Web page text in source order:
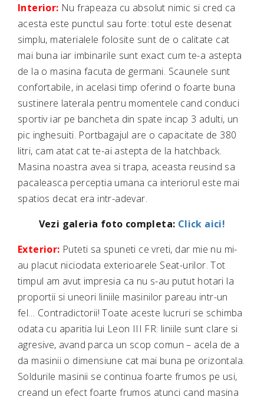
Interior: Nu frapeaza cu absolut nimic si cred ca
acesta este punctul sau forte: totul este desenat
simplu, materialele folosite sunt de o calitate cat
mai buna iar imbinarile sunt exact cum te-a astepta
de la o masina facuta de germani. Scaunele sunt
confortabile, in acelasi timp oferind o foarte buna
sustinere laterala pentru momentele cand conduci
sportiv iar pe bancheta din spate incap 3 adulti, un
pic inghesuiti. Portbagajul are o capacitate de 380
litri, cam atat cat te-ai astepta de la hatchback.
Masina noastra avea si trapa, aceasta reusind sa
pacaleasca perceptia umana ca interiorul este mai
spatios decat era intr-adevar.
Vezi galeria foto completa: Click aici!
Exterior: Puteti sa spuneti ce vreti, dar mie nu mi-
au placut niciodata exterioarele Seat-urilor. Tot
timpul am avut impresia ca nu s-au putut hotari la
proportii si uneori liniile masinilor pareau intr-un
fel… Contradictorii! Toate aceste lucruri se schimba
odata cu aparitia lui Leon III FR: liniile sunt clare si
agresive, avand parca un scop comun – acela de a
da masinii o dimensiune cat mai buna pe orizontala.
Soldurile masinii se continua foarte frumos pe usi,
creand un efect foarte frumos atunci cand masina